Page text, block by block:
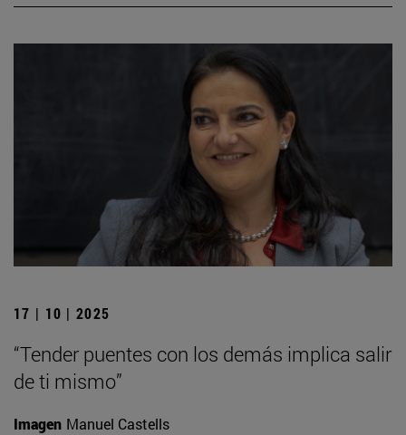
17 | 10 | 2025
“Tender puentes con los demás implica salir
de ti mismo”
Imagen Manuel Castells